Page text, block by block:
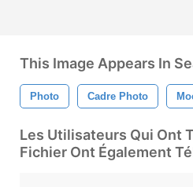
This Image Appears In
Photo Cadre Photo
Les Utilisateurs Qui Ont
Fichier Ont Également